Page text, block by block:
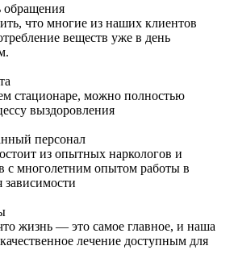
обращения
что многие из наших клиентов
веществ уже в день
стационаре, можно полностью
выздоровления
персонал
из опытных наркологов и
с многолетним опытом работы в
зависимости
жизнь — это самое главное, и наша
лечение доступным для